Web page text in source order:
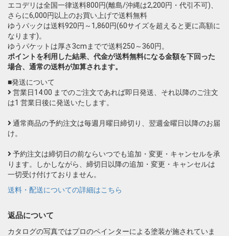
エコデリは全国一律送料800円(離島/沖縄は2,200円・代引不可)、
さらに6,000円以上のお買い上げで送料無料
ゆうパックは送料920円～1,860円(60サイズを超えると更に高額に
なります)。
ゆうパケットは厚さ3cmまでで送料250～360円。
ポイントを利用した結果、代金が送料無料になる金額を下回った
場合、通常の送料が加算されます。
■発送について
営業日14:00 までのご注文であれば即日発送、それ以降のご注文
は1 営業日後に発送いたします。
通常商品の予約注文は毎週月曜日締切り、翌週金曜日以降のお届
け。
予約注文は締切日の前ならいつでも追加・変更・キャンセルを承
ります。しかしながら、締切日以降の追加・変更・キャンセルは
一切受け付けておりません。
送料・配送についての詳細はこちら
返品について
カタログの写真ではプロのペインターによる塗装が施されていま